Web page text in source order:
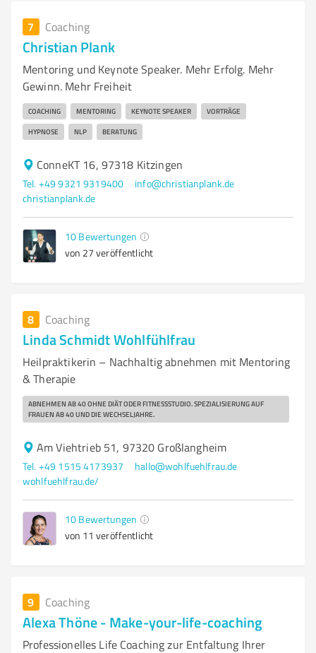
7 Coaching
Christian Plank
Mentoring und Keynote Speaker. Mehr Erfolg. Mehr
Gewinn. Mehr Freiheit
COACHING MENTORING KEYNOTE SPEAKER VORTRÄGE
HYPNOSE NLP BERATUNG
ConneKT 16, 97318 Kitzingen
Tel. +49 9321 9319400
info@christianplank.de
christianplank.de
10 Bewertungen
von 27 veröffentlicht
8 Coaching
Linda Schmidt Wohlfühlfrau
Heilpraktikerin – Nachhaltig abnehmen mit Mentoring
& Therapie
ABNEHMEN AB 40 OHNE DIÄT ODER FITNESSSTUDIO. SPEZIALISIERUNG AUF
FRAUEN AB 40 UND DIE WECHSELJAHRE.
Am Viehtrieb 51, 97320 Großlangheim
Tel. +49 1515 4173937
hallo@wohlfuehlfrau.de
wohlfuehlfrau.de/
10 Bewertungen
von 11 veröffentlicht
9 Coaching
Alexa Thöne - Make-your-life-coaching
Professionelles Life Coaching zur Entfaltung Ihrer